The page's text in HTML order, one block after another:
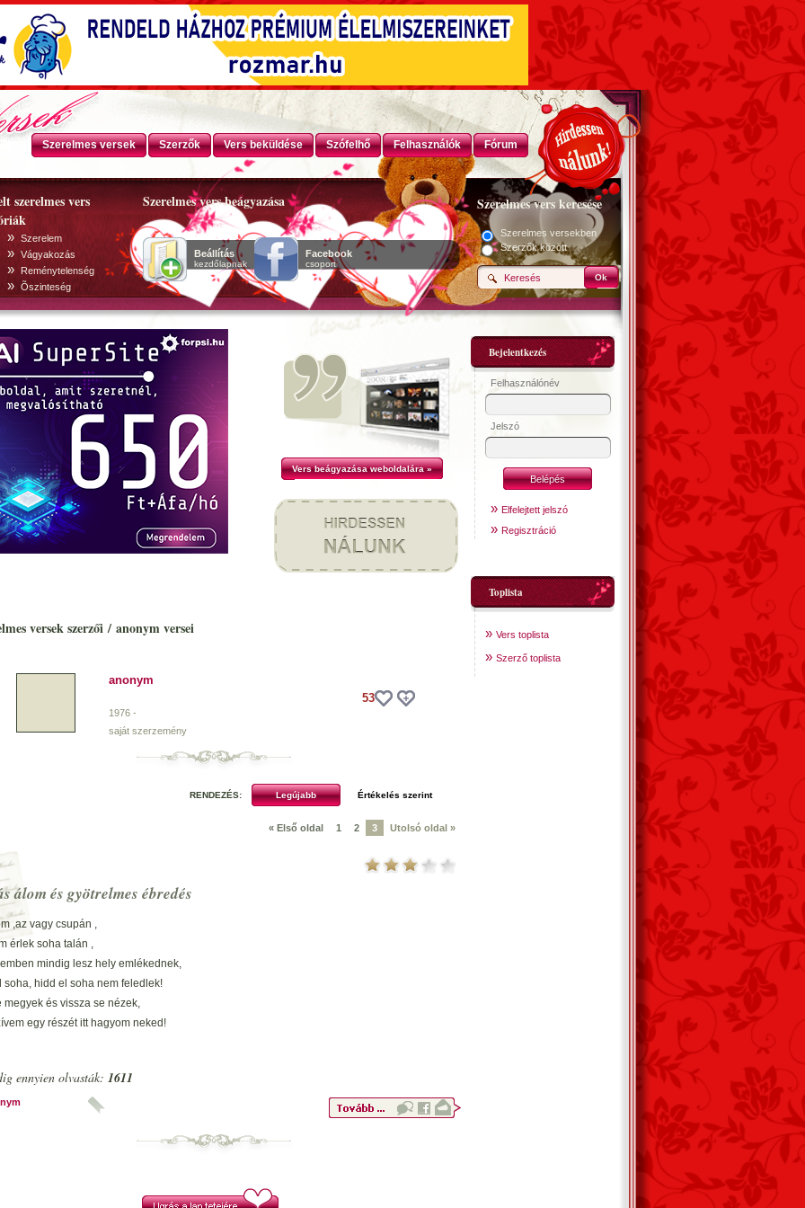
Szerelmes versek Szerzők Vers beküldése Szófelhő Felhasználók Fórum
szerelmes vers
» Szerelem
» Vágyakozás
» Reménytelenség
» Õszinteség
Szerelmes vers beágyazása
Beállítás
kezdőlapnak
Facebook
csoport
Szerelmes vers keresése
Szerelmes versekben
Szerzők között
Ok
Vers beágyazása weboldalára »
versek szerzői / anonym versei
anonym
53
1976 -
saját szerzemény
RENDEZÉS:
« Első oldal 1 2 3 Utolsó oldal »
álom és gyötrelmes ébredés
,az vagy csupán ,
érlek soha talán ,
mindig lesz hely emlékednek,
soha, hidd el soha nem feledlek!
megyek és vissza se nézek,
egy részét itt hagyom neked!
,hogy tudd:t?lem jobban
soha senki nem szeretett!
és egyengettem boldogságodat!
majd egyszer megszeretsz érte!
ennyien olvasták: 1611
Bejelentkezés
Felhasználónév
Jelszó
» Elfelejtett jelszó
» Regisztráció
Toplista
» Vers toplista
» Szerző toplista